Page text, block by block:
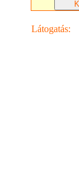
Látogatás: